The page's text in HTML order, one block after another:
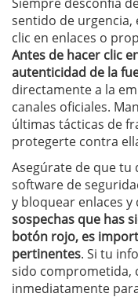
sentido de urgencia,
clic en enlaces o
Antes de hacer clic
autenticidad de la
directamente a la
canales oficiales.
últimas tácticas de
protegerte contra
Asegúrate de que
software de
y bloquear enlaces y
sospechas que has
botón rojo, es
pertinentes. Si tu
sido comprometida,
inmediatamente